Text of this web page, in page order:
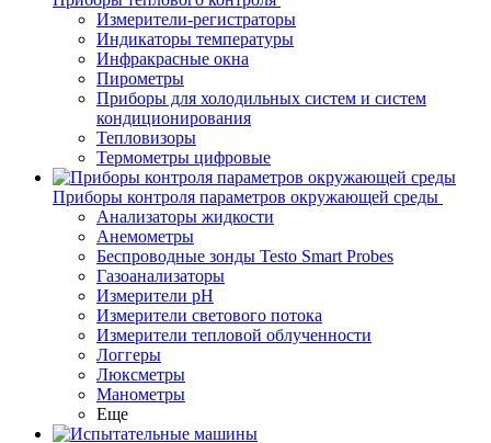
Измерители-регистраторы
Индикаторы температуры
Инфракрасные окна
Пирометры
Приборы для холодильных систем и систем
кондиционирования
Тепловизоры
Термометры цифровые
Приборы контроля параметров окружающей среды
Анализаторы жидкости
Анемометры
Беспроводные зонды Testo Smart Probes
Газоанализаторы
Измерители pH
Измерители светового потока
Измерители тепловой облученности
Логгеры
Люксметры
Манометры
Еще